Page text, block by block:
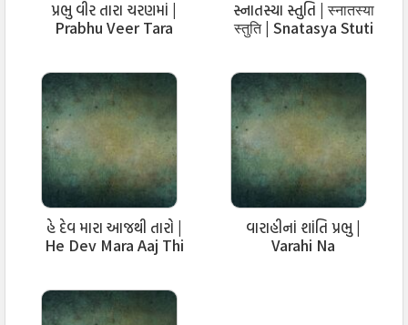
પ્રભુ વીર તારા ચરણમાં |
Prabhu Veer Tara
સ્નાતસ્યા સ્તુતિ | स्नातस्या
स्तुति | Snatasya Stuti
હે દેવ મારા આજથી તારો |
He Dev Mara Aaj Thi
વારાહીનાં શાંતિ પ્રભુ |
Varahi Na